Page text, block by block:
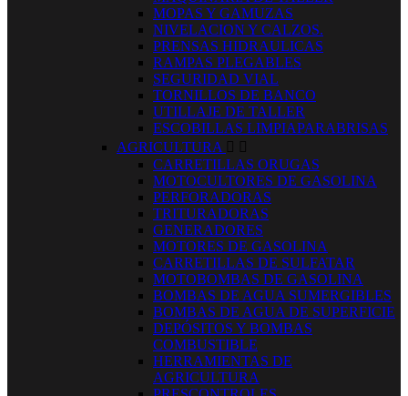
MOPAS Y GAMUZAS
NIVELACION Y CALZOS.
PRENSAS HIDRAULICAS
RAMPAS PLEGABLES
SEGURIDAD VIAL
TORNILLOS DE BANCO
UTILLAJE DE TALLER
ESCOBILLAS LIMPIAPARABRISAS
AGRICULTURA  
CARRETILLAS ORUGAS
MOTOCULTORES DE GASOLINA
PERFORADORAS
TRITURADORAS
GENERADORES
MOTORES DE GASOLINA
CARRETILLAS DE SULFATAR
MOTOBOMBAS DE GASOLINA
BOMBAS DE AGUA SUMERGIBLES
BOMBAS DE AGUA DE SUPERFICIE
DEPÓSITOS Y BOMBAS
COMBUSTIBLE
HERRAMIENTAS DE
AGRICULTURA